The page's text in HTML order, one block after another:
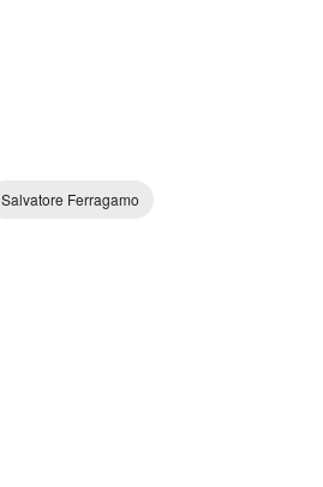
Salvatore Ferragamo